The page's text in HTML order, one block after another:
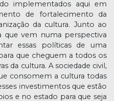
implementados aqui em
de fortalecimento da
da cultura. Junto ao
que vem numa perspectiva
essas políticas de uma
que cheguem a todos os
da cultura. A sociedade civil,
consomem a cultura todas
investimentos que estão
e no estado para que seja